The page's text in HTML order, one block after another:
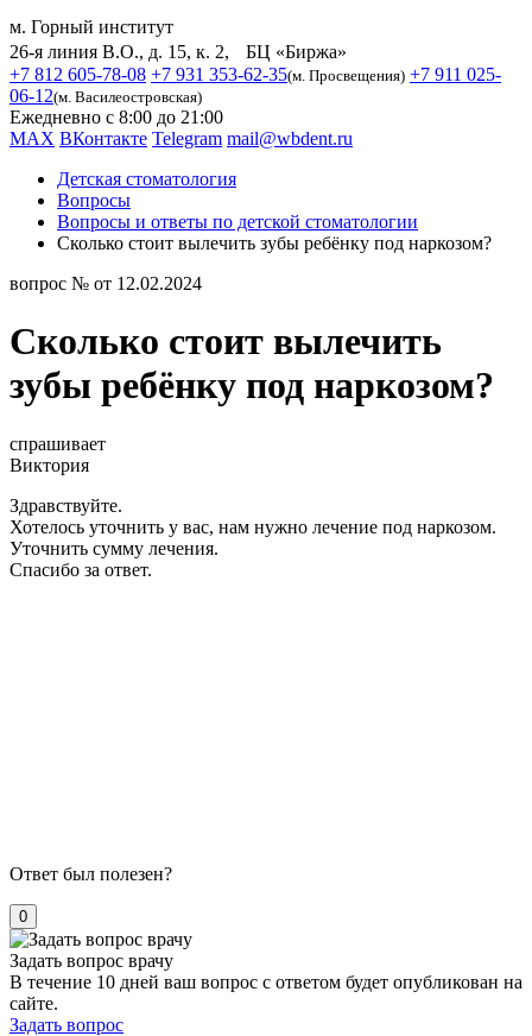
м. Горный институт
26-я линия В.О., д. 15, к. 2, БЦ «Биржа»
+7 812 605-78-08 +7 931 353-62-35(м. Просвещения) +7 911 025-
06-12(м. Василеостровская)
Ежедневно с 8:00 до 21:00
MAX ВКонтакте Telegram mail@wbdent.ru
Детская стоматология
Вопросы
Вопросы и ответы по детской стоматологии
Сколько стоит вылечить зубы ребёнку под наркозом?
вопрос № от 12.02.2024
Сколько стоит вылечить
зубы ребёнку под наркозом?
спрашивает
Виктория
Здравствуйте.
Хотелось уточнить у вас, нам нужно лечение под наркозом.
Уточнить сумму лечения.
Спасибо за ответ.
Ответ был полезен?
0
Задать вопрос врачу
В течение 10 дней ваш вопрос с ответом будет опубликован на
сайте.
Задать вопрос